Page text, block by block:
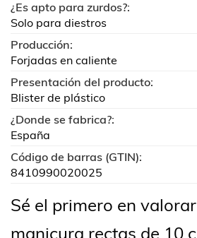
¿Es apto para zurdos?:
Solo para diestros
Producción:
Forjadas en caliente
Presentación del producto:
Blister de plástico
¿Donde se fabrica?:
España
Código de barras (GTIN):
8410990020025
Sé el primero en
manicura rectas de 10